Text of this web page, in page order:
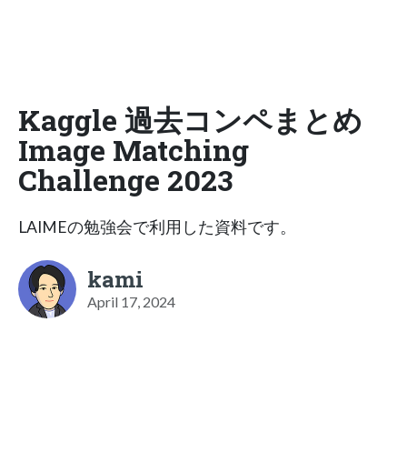
Kaggle 過去コンペまとめ
Image Matching
Challenge 2023
LAIMEの勉強会で利用した資料です。
kami
April 17, 2024